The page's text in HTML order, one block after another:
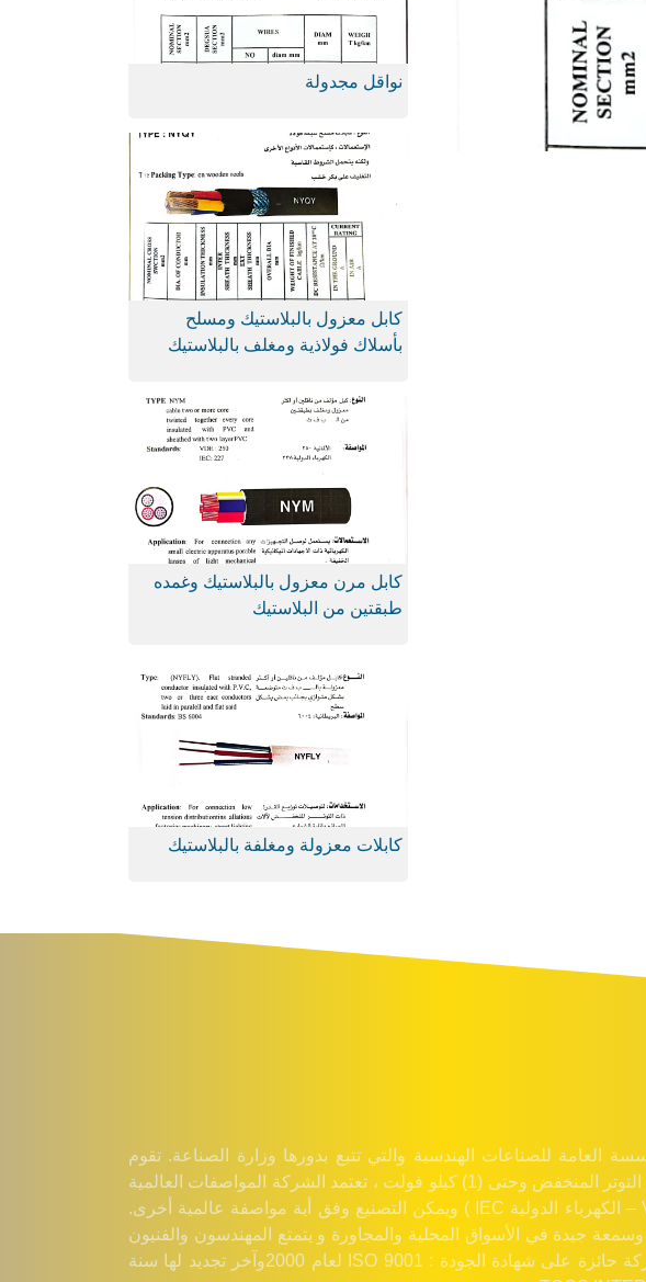
نواقل مجدولة
كابل معزول بالبلاستيك ومسلح
بأسلاك فولاذية ومغلف بالبلاستيك
كابل مرن معزول بالبلاستيك وغمده
طبقتين من البلاستيك
كابلات معزولة ومغلفة بالبلاستيك
العامة للصناعات الهندسية والتي تتبع بدورها وزارة الصناعة. تقوم
الشركة بإنتاج وتسويق كافة أنواع كابلات التوتر المنخفض وحتى (1) كيلو فولت ، تعتمد الشركة المواصفات العالمية
التالية : ( السورية SNS – الألمانية VDE – الكهرباء الدولية IEC ) ويمكن التصنيع وفق أية مواصفة عالمية أخرى.
جيدة في الأسواق المحلية والمجاورة و يتمتع المهندسون والفنيون
في الشركة بخبرات فنية متميزة و الشركة حائزة على شهادة الجودة : ISO 9001 لعام 2000وآخر تجديد لها سنة